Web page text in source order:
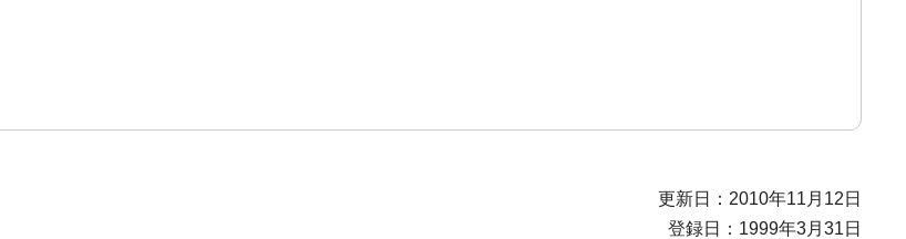
更新日：2010年11月12日
登録日：1999年3月31日